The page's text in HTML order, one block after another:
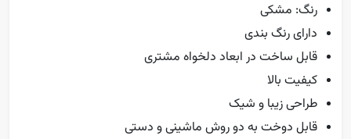
رنگ: مشکی
دارای رنگ بندی
قابل ساخت در ابعاد دلخواه مشتری
کیفیت بالا
طراحی زیبا و شیک
قابل دوخت به دو روش ماشینی و دستی